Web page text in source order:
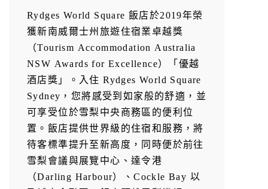
Rydges World Square 飯店於2019年榮
獲新南威爾士州旅遊住宿業卓越獎
（Tourism Accommodation Australia
NSW Awards for Excellence）「優越
酒店獎」。入住 Rydges World Square
Sydney，您將感受到如家般的舒適，並
可享受位於雪梨中央商務區的便利位
置。飯店提供世界級的住宿和服務，將
待客標準提升至新高度，同時便於前往
雪梨會議與展覽中心、達令港
（Darling Harbour）、Cockle Bay 以